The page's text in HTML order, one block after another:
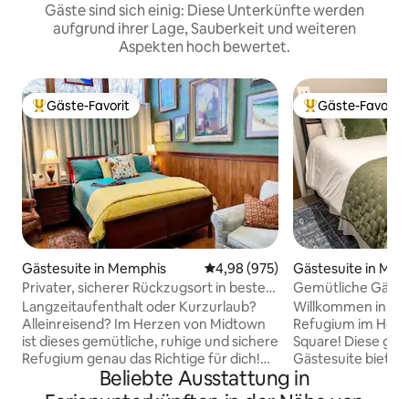
Gäste sind sich einig: Diese Unterkünfte werden
aufgrund ihrer Lage, Sauberkeit und weiteren
Aspekten hoch bewertet.
Beliebter Gäste-Favorit.
Gäste-Favorit
Gästesuite in Memphis Durchschnittliche Bewertung:
4,98 (975)
Privater, sicherer Rückzugsort in bester
Midtown-Lage
Langzeitaufenthalt oder Kurzurlaub?
Alleinreisend? Im Herzen von Midtown
ist dieses gemütliche, ruhige und sichere
Refugium genau das Richtige für dich!
Nur einen kurzen Spaziergang von den
Hot-Spots entfernt: Overton Square
Beliebter Gäste-
Gäste-Favorit
Gästesuite in
Gemütliche
Square
Willkommen in
Refugium im
Square! Diese
Gästesuite bietet
Komfort.
Badezimmer,
Beliebte Ausstattung in